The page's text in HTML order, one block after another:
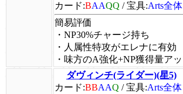
カード:BAAQQ /宝具:Arts全体
簡易評価
・NP30%チャージ持ち
・人属性特攻がエレナに有効
・味方のA強化+NP獲得量ア
ダヴィンチ(ライダー)(星5)
カード:BBAAQ /宝具:Arts全体